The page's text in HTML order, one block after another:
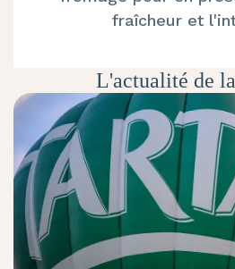
fraîcheur et
L'actualité de